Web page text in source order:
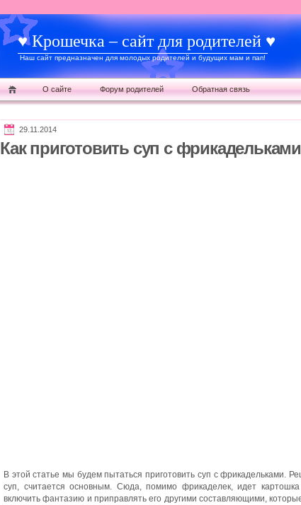
♥ Крошечка – сайт для родителей ♥
Наш сайт предназначен для молодых родителей и будущих мам и пап!
О сайте Форум родителей Обратная связь
29.11.2014
Как приготовить суп с
В этой статье мы будем пытаться приготовить суп с фрикадельками.
суп, считается основным. Сюда, помимо фрикаделек, идет
включить фантазию и приправлять его другими составляющими,